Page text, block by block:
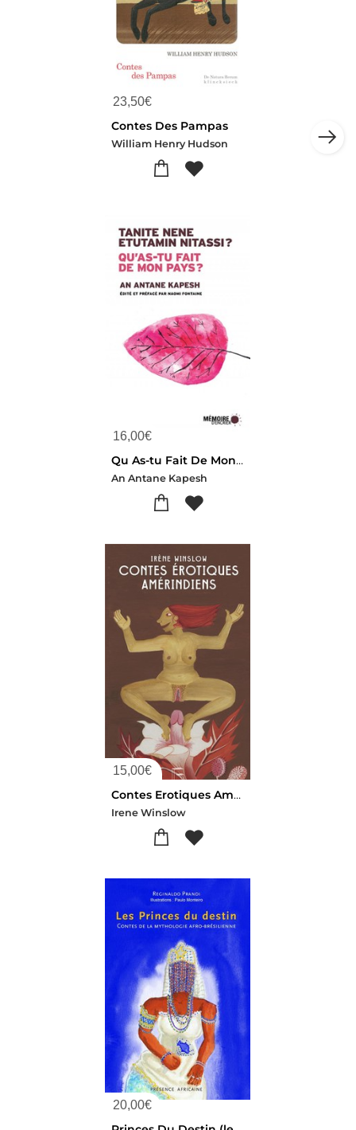
23,50€
Contes Des Pampas
William Henry Hudson
16,00€
Qu As-tu Fait De Mon Pays ? ; Tanite Nene Etutamin Nitassi ?
An Antane Kapesh
15,00€
Contes Erotiques Amerindiens
Irene Winslow
20,00€